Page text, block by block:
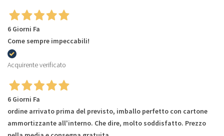
6 Giorni Fa
Come sempre impeccabili!
Acquirente verificato
6 Giorni Fa
ordine arrivato prima del previsto, imballo perfetto con cartone
ammortizzante all'interno. Che dire, molto soddisfatto. Prezzo